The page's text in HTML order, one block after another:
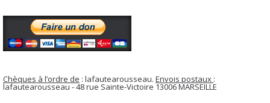
Chèques à l’ordre de : lafautearousseau. Envois postaux :
lafautearousseau - 48 rue Sainte-Victoire 13006 MARSEILLE